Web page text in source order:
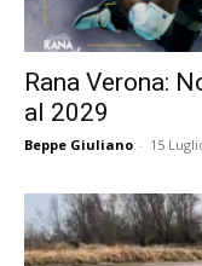
Rana Verona:
al 2029
Beppe Giuliano - 15